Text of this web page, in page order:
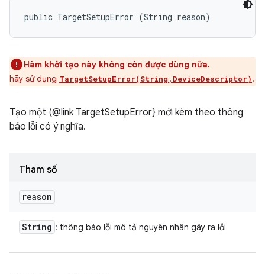
public TargetSetupError (String reason)
Hàm khởi tạo này không còn được dùng nữa.
hãy sử dụng TargetSetupError(String,DeviceDescriptor).
Tạo một (@link TargetSetupError} mới kèm theo thông
báo lỗi có ý nghĩa.
Tham số
reason
String : thông báo lỗi mô tả nguyên nhân gây ra lỗi